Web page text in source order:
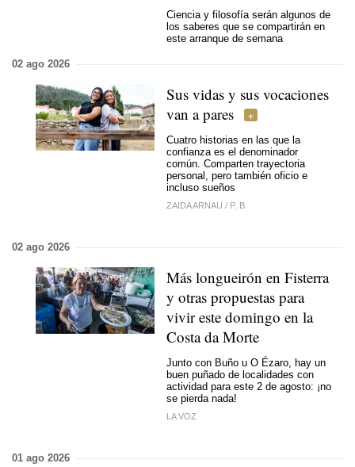
Ciencia y filosofía serán algunos de
los saberes que se compartirán en
este arranque de semana
02 ago 2026
Sus vidas y sus vocaciones
van a pares
Cuatro historias en las que la
confianza es el denominador
común. Comparten trayectoria
personal, pero también oficio e
incluso sueños
ZAIDA ARNAU / P. B.
02 ago 2026
Más longueirón en Fisterra
y otras propuestas para
vivir este domingo en la
Costa da Morte
Junto con Buño u O Ézaro, hay un
buen puñado de localidades con
actividad para este 2 de agosto: ¡no
se pierda nada!
LA VOZ
01 ago 2026